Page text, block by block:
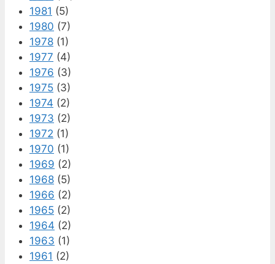
1981 (5)
1980 (7)
1978 (1)
1977 (4)
1976 (3)
1975 (3)
1974 (2)
1973 (2)
1972 (1)
1970 (1)
1969 (2)
1968 (5)
1966 (2)
1965 (2)
1964 (2)
1963 (1)
1961 (2)